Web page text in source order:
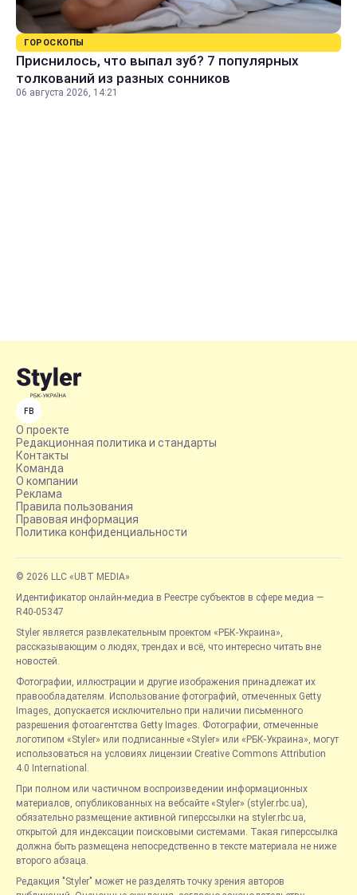
ГОРОСКОПЫ
Приснилось, что выпал зуб? 7 популярных
толкований из разных сонников
06 августа 2026, 14:21
FB
О проекте
Редакционная политика и стандарты
Контакты
Команда
О компании
Реклама
Правила пользования
Правовая информация
Политика конфиденциальности
© 2026 LLC «UBT MEDIA»
Идентификатор онлайн-медиа в Реестре субъектов в сфере медиа —
R40-05347
Styler является развлекательным проектом «РБК-Украина»,
рассказывающим о людях, трендах и всё, что интересно читать вне
новостей.
Фотографии, иллюстрации и другие изображения принадлежат их
правообладателям. Использование фотографий, отмеченных Getty
Images, допускается исключительно при наличии письменного
разрешения фотоагентства Getty Images. Фотографии, отмеченные
логотипом «Styler» или подписанные «Styler» или «РБК-Украина», могут
использоваться на условиях лицензии Creative Commons Attribution
4.0 International.
При полном или частичном воспроизведении информационных
материалов, опубликованных на вебсайте «Styler» (styler.rbc.ua),
обязательно размещение активной гиперссылки на styler.rbc.ua,
открытой для индексации поисковыми системами. Такая гиперссылка
должна быть размещена непосредственно в тексте материала не ниже
второго абзаца.
Редакция "Styler" может не разделять точку зрения авторов